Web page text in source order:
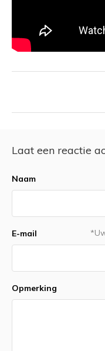
Laat een reactie
Naam
E-mail
Opmerking